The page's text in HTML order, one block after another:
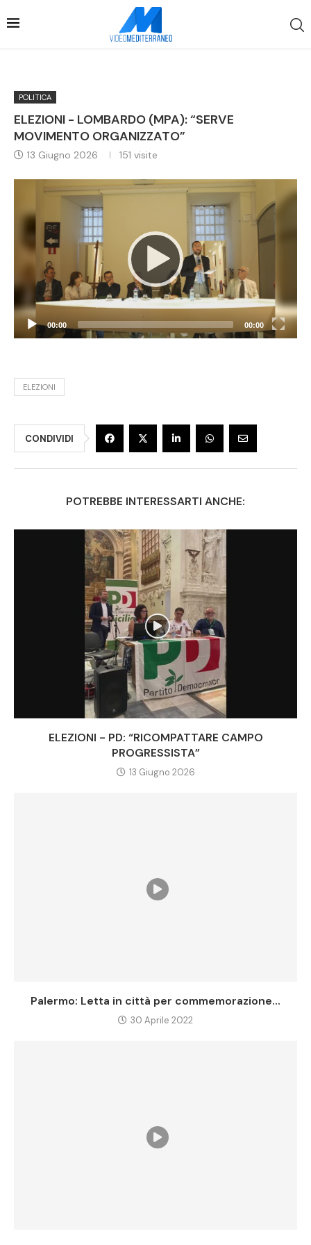
POLITICA
ELEZIONI - LOMBARDO (MPA): “SERVE
MOVIMENTO ORGANIZZATO”
13 Giugno 2026 151 visite
Video
00:00 00:00
ELEZIONI
CONDIVIDI
POTREBBE INTERESSARTI ANCHE:
ELEZIONI - PD: “RICOMPATTARE CAMPO
PROGRESSISTA”
13 Giugno 2026
Palermo: Letta in città per commemorazione...
30 Aprile 2022